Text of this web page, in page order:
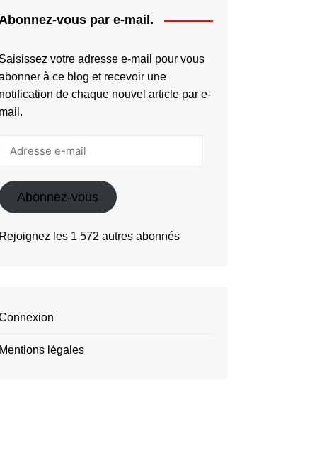
vous par e-mail.
Saisissez votre adresse e-mail pour vous
à ce blog et recevoir une
notification de chaque nouvel article par e-
mail.
Abonnez-vous
Rejoignez les 1 572 autres abonnés
Mentions légales